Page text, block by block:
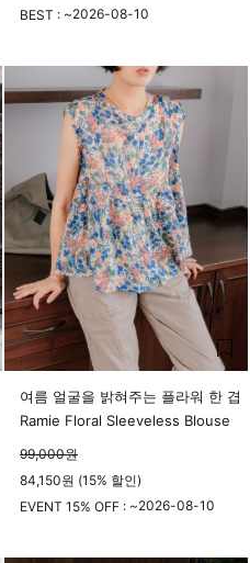
BEST : ~2026-08-10
여름 얼굴을 밝혀주는 플라워 한 겹
Ramie Floral Sleeveless Blouse
99,000원
84,150원 (15% 할인)
EVENT 15% OFF : ~2026-08-10